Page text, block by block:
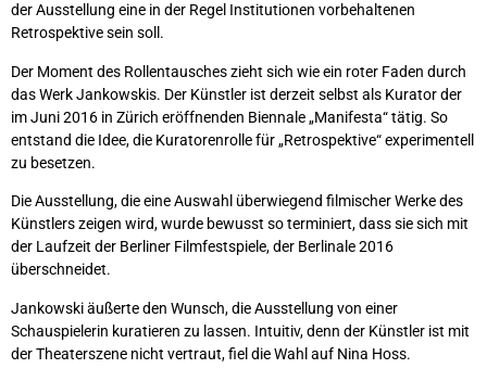
der Ausstellung eine in der Regel Institutionen vorbehaltenen
Retrospektive sein soll.
Der Moment des Rollentausches zieht sich wie ein roter Faden durch
das Werk Jankowskis. Der Künstler ist derzeit selbst als Kurator der
im Juni 2016 in Zürich eröffnenden Biennale „Manifesta“ tätig. So
entstand die Idee, die Kuratorenrolle für „Retrospektive“ experimentell
zu besetzen.
Die Ausstellung, die eine Auswahl überwiegend filmischer Werke des
Künstlers zeigen wird, wurde bewusst so terminiert, dass sie sich mit
der Laufzeit der Berliner Filmfestspiele, der Berlinale 2016
überschneidet.
Jankowski äußerte den Wunsch, die Ausstellung von einer
Schauspielerin kuratieren zu lassen. Intuitiv, denn der Künstler ist mit
der Theaterszene nicht vertraut, fiel die Wahl auf Nina Hoss.